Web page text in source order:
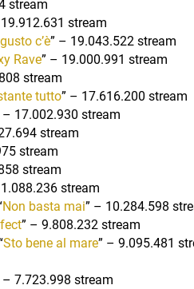
stream
stream
c’è” – 19.043.522 stream
Rave” – 19.000.991 stream
stream
tutto” – 17.616.200 stream
– 17.002.930 stream
stream
stream
stream
stream
Non basta mai” – 10.284.598
” – 9.808.232 stream
Sto bene al mare” – 9.095.481
– 7.723.998 stream